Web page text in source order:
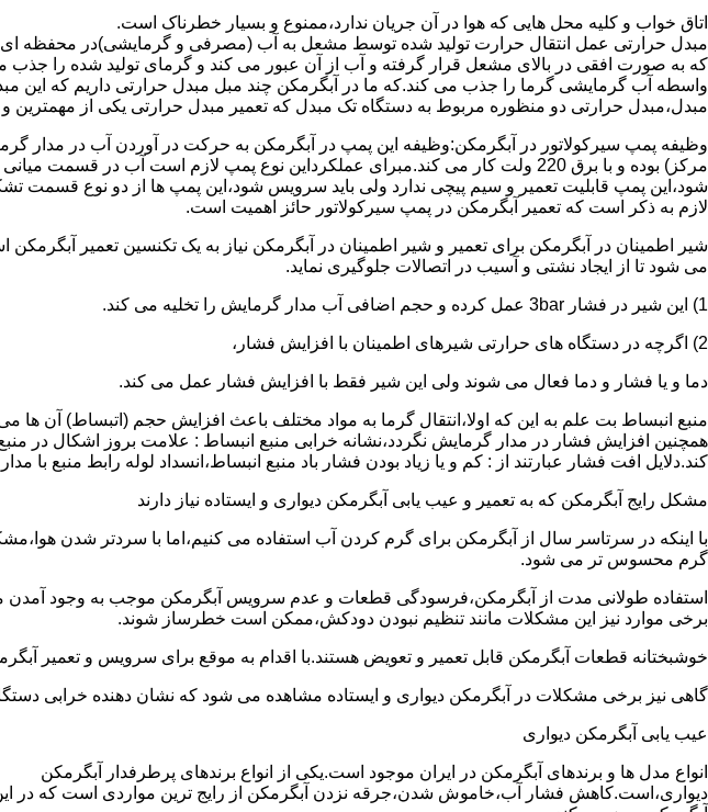
اتاق خواب و کلیه محل هایی که هوا در آن جریان ندارد،ممنوع و بسیار خطرناک است.
مبدل حرارتی عمل انتقال حرارت تولید شده توسط مشعل به آب (مصرفی و گرمایشی)در محفظه
که به صورت افقی در بالای مشعل قرار گرفته و آب از آن عبور می کند و گرمای تولید شده را
واسطه آب گرمایشی گرما را جذب می کند.که ما در آبگرمکن چند مبل مبدل حرارتی داریم که این
مبدل،مبدل حرارتی دو منظوره مربوط به دستگاه تک مبدل که تعمیر مبدل حرارتی یکی از مهمترین
وظیفه پمپ سیرکولاتور در آبگرمکن:وظیفه این پمپ در آبگرمکن به حرکت در آوردن آب در مدار
مرکز) بوده و با برق 220 ولت کار می کند.مبرای عملکرداین نوع پمپ لازم است
شود،این پمپ قابلیت تعمیر و سیم پیچی ندارد ولی باید سرویس شود،این پمپ ها از دو نوع قسمت
لازم به ذکر است که تعمیر آبگرمکن در پمپ سیرکولاتور حائز اهمیت است.
شیر اطمینان در آبگرمکن برای تعمیر و شیر اطمینان در آبگرمکن نیاز به یک تکنسین تعمیر
می شود تا از ایجاد نشتی و آسیب در اتصالات جلوگیری نماید.
1) این شیر در فشار 3bar عمل کرده و حجم اضافی آب مدار گرمایش را تخلیه می کند.
2) اگرچه در دستگاه های حرارتی شیرهای اطمینان با افزایش فشار،
دما و یا فشار و دما فعال می شوند ولی این شیر فقط با افزایش فشار عمل می کند.
منبع انبساط بت علم به این که اولا،انتقال گرما به مواد مختلف باعث افزایش حجم (اتبساط) آن
همچنین افزایش فشار در مدار گرمایش نگردد،نشانه خرابی منبع انبساط : علامت بروز اشکال در
کند.دلایل افت فشار عبارتند از : کم و یا زیاد بودن فشار باد منبع انبساط،انسداد لوله رابط منبع با
مشکل رایج آبگرمکن که به تعمیر و عیب یابی آبگرمکن دیواری و ایستاده نیاز دارند
با اینکه در سرتاسر سال از آبگرمکن برای گرم کردن آب استفاده می کنیم،اما با سردتر شدن
گرم محسوس تر می شود.
استفاده طولانی مدت از آبگرمکن،فرسودگی قطعات و عدم سرویس آبگرمکن موجب به وجود
برخی موارد نیز این مشکلات مانند تنظیم نبودن دودکش،ممکن است خطرساز شوند.
خوشبختانه قطعات آبگرمکن قابل تعمیر و تعویض هستند.با اقدام به موقع برای سرویس و تعمیر
گاهی نیز برخی مشکلات در آبگرمکن دیواری و ایستاده مشاهده می شود که نشان دهنده خرابی
عیب یابی آبگرمکن دیواری
انواع مدل ها و برندهای آبگرمکن در ایران موجود است.یکی از انواع برندهای پرطرفدار آبگرمکن
دیواری،است.کاهش فشار آب،خاموش شدن،جرقه نزدن آبگرمکن از رایج ترین مواردی است که در